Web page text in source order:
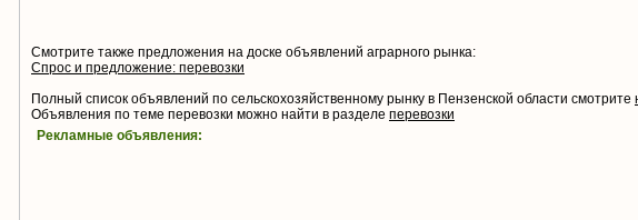
Смотрите также предложения на доске объявлений аграрного рынка:
Спрос и предложение: перевозки
Полный список объявлений по сельскохозяйственному рынку в Пензенской области смотрите
Объявления по теме перевозки можно найти в разделе перевозки
Рекламные объявления: